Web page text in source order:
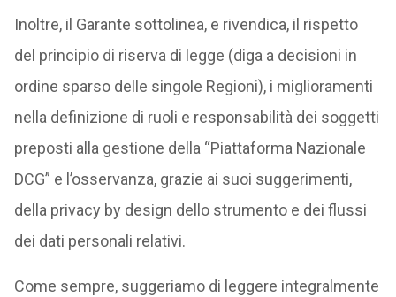
Inoltre, il Garante sottolinea, e rivendica, il rispetto
del principio di riserva di legge (diga a decisioni in
ordine sparso delle singole Regioni), i miglioramenti
nella definizione di ruoli e responsabilità dei soggetti
preposti alla gestione della “Piattaforma Nazionale
DCG” e l’osservanza, grazie ai suoi suggerimenti,
della privacy by design dello strumento e dei flussi
dei dati personali relativi.
Come sempre, suggeriamo di leggere integralmente